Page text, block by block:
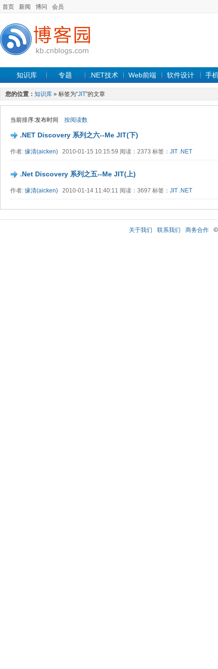
首页 新闻 博问 会员
知识库 专题 .NET技术 Web前端 软件设计 手
您的位置： 知识库 » 标签为“JIT”的文章
当前排序:发布时间 按阅读数
.NET Discovery 系列之六--Me JIT(下)
作者: 缘清(aicken) 2010-01-15 10:15:59 阅读：2373 标签： JIT .NET
.Net Discovery 系列之五--Me JIT(上)
作者: 缘清(aicken) 2010-01-14 11:40:11 阅读：3697 标签： JIT .NET
关于我们 联系我们 商务合作